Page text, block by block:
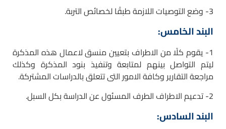
3- وضع التوصيات اللازمة طبقًا لخصائص التربة.
البند الخامس:
1- يقوم كلًا من الاطراف بتعيين منسق لاعمال هذه المذكرة
ليتم التواصل بينهم لمتابعة وتنفيذ بنود المذكرة وكذلك
مراجعة التقارير وكافة الامور التى تتعلق بالدراسات المشتركة.
2- تدعيم الاطراف الطرف المسئول عن الدراسة بكل السبل.
البند السادس: